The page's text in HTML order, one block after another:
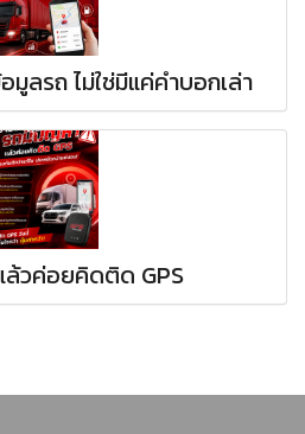
มูลรถ ไม่ใช่มีแค่คำบอกเล่า
วค่อยคิดติด GPS